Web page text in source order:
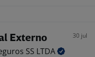
Externo 30 jul
SS LTDA